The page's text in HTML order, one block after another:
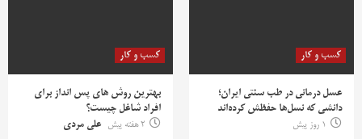
کسب و کار
عسل درمانی در طب سنتی ایران؛
دانشی که نسل‌ها حفظش کرده‌اند
1 روز پیش
کسب و کار
بهترین روش‌ های پس‌ انداز برای
افراد شاغل چیست؟
2 هفته پیش
علی مردی